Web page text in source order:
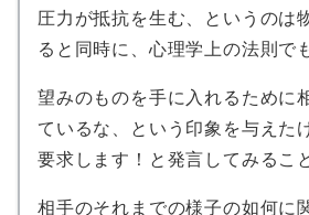
圧力が抵抗を生む、というのは
ると同時に、心理学上の法則で
望みのものを手に入れるために
ているな、という印象を与えた
要求します！と発言してみるこ
相手のそれまでの様子の如何に